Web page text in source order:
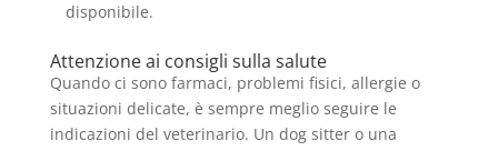
disponibile.
Attenzione ai consigli sulla salute
Quando ci sono farmaci, problemi fisici, allergie o
situazioni delicate, è sempre meglio seguire le
indicazioni del veterinario. Un dog sitter o una